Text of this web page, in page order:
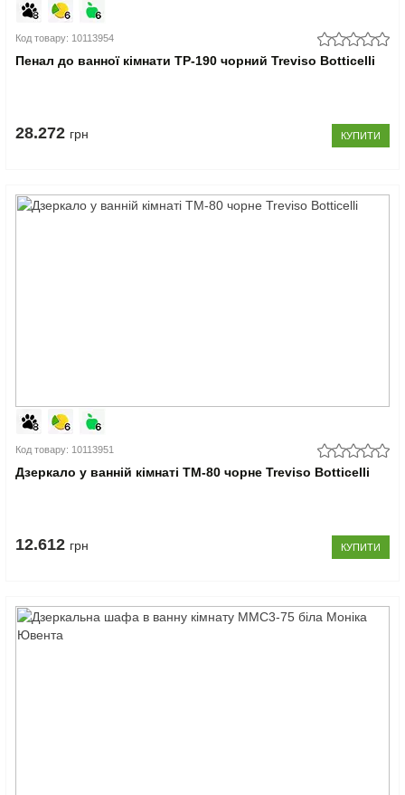
Код товару: 10113954
Пенал до ванної кімнати TP-190 чорний Treviso Botticelli
28.272 грн КУПИТИ
Код товару: 10113951
Дзеркало у ванній кімнаті TM-80 чорне Treviso Botticelli
12.612 грн КУПИТИ